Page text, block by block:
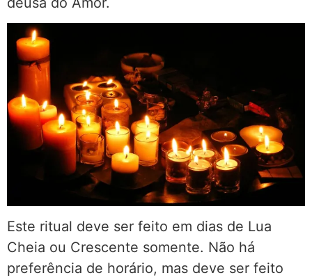
Este ritual deve ser feito em dias de Lua
Cheia ou Crescente somente. Não há
preferência de horário, mas deve ser feito